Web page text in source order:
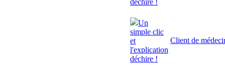
Un
simple clic
et
l'explication
déchire !
Client de